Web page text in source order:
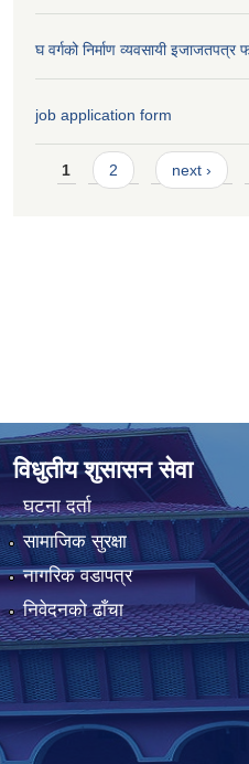
घ वर्गको निर्माण व्यवसायी इजाजतपत्र
job application form
Pages
1 2 next ›
विधुतीय शुसासन सेवा
घटना दर्ता
सामाजिक सुरक्षा
नागरिक वडापत्र
निवेदनको ढाँचा